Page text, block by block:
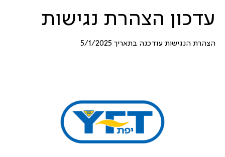
עדכון הצהרת נגישות
הצהרת הנגישות עודכנה בתאריך 5/1/2025